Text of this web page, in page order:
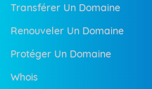
Transférer Un Domaine
Renouveler Un Domaine
Protéger Un Domaine
Whois